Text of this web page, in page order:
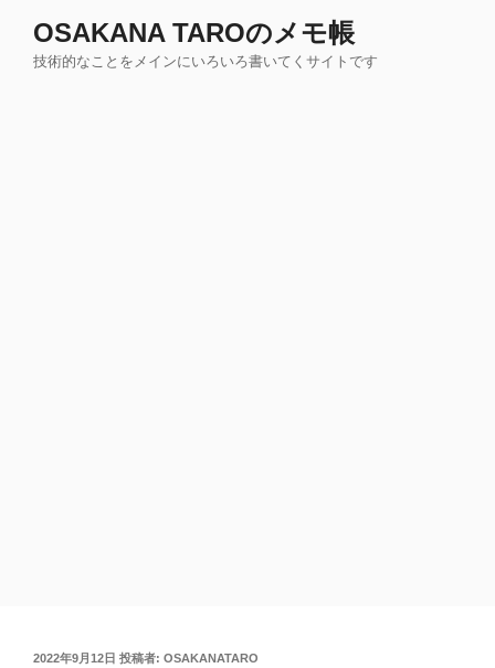
OSAKANA TAROのメモ帳
技術的なことをメインにいろいろ書いてくサイトです
投
2022年9月12日 投稿者: OSAKANATARO